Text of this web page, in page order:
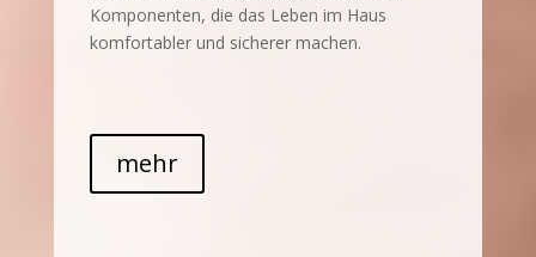
Komponenten, die das Leben im Haus
komfortabler und sicherer machen.
mehr